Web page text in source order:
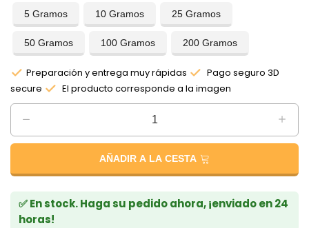
5 Gramos 10 Gramos 25 Gramos
50 Gramos 100 Gramos 200 Gramos
Preparación y entrega muy rápidas
Pago seguro 3D
secure
El producto corresponde a la imagen
AÑADIR A LA CESTA
✅ En stock. Haga su pedido ahora, ¡enviado en 24
horas!